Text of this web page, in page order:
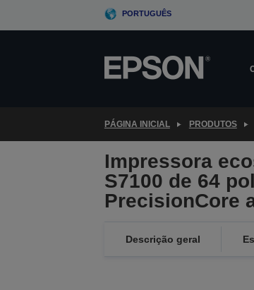
PORTUGUÊS
PÁGINA INICIAL PRODUTOS
Impressora
S7100 de 64
PrecisionCore
Descrição geral